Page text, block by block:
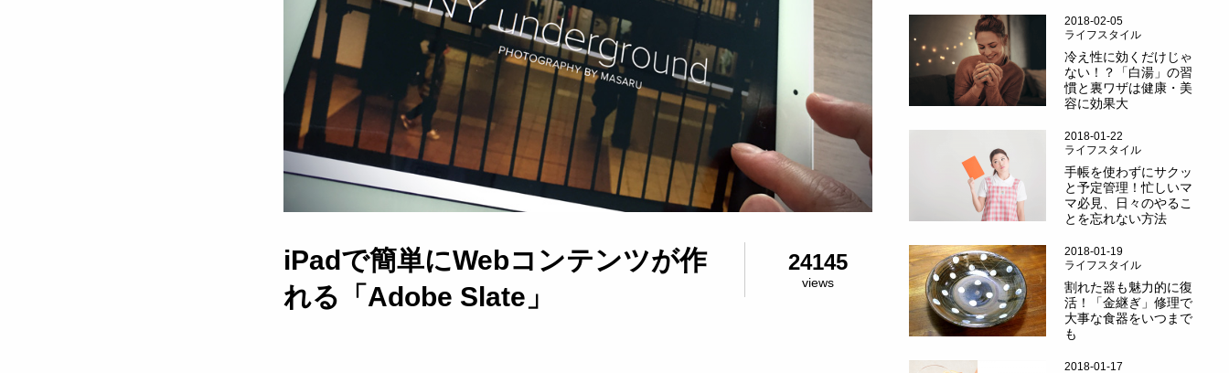
iPadで簡単にWebコンテンツが作
れる「Adobe Slate」
24145
views
2018-02-05
ライフスタイル
冷え性に効くだけじゃ
ない！？「白湯」の習
慣と裏ワザは健康・美
容に効果大
2018-01-22
ライフスタイル
手帳を使わずにサクッ
と予定管理！忙しいマ
マ必見、日々のやるこ
とを忘れない方法
2018-01-19
ライフスタイル
割れた器も魅力的に復
活！「金継ぎ」修理で
大事な食器をいつまで
も
2018-01-17